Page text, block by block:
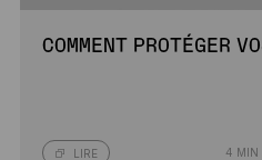
COMMENT PROTÉGER
LIRE 4 MIN